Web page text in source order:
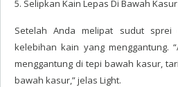
5. Selipkan Kain Lepas Di Bawah Kasur
Setelah Anda melipat sudut
kelebihan kain yang menggantung.
menggantung di tepi bawah kasur,
bawah kasur,” jelas Light.